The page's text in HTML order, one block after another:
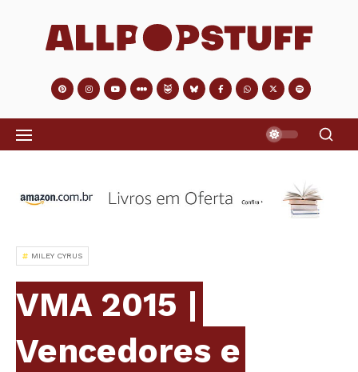
MILEY CYRUS
VMA 2015 |
Vencedores e